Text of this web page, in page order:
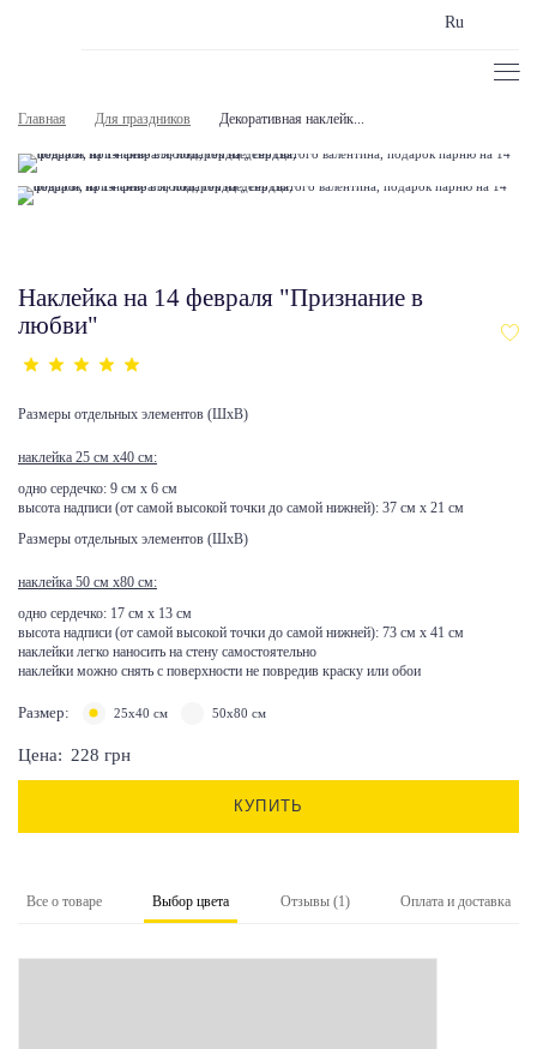
Ru
Главная Для праздников Декоративная наклейк...
Наклейка на 14 февраля "Признание в
любви"
Размеры отдельных элементов (ШхВ)
наклейка 25 см х40 см:
одно сердечко: 9 см х 6 см
высота надписи (от самой высокой точки до самой нижней): 37 см х 21 см
Размеры отдельных элементов (ШхВ)
наклейка 50 см х80 см:
одно сердечко: 17 см х 13 см
высота надписи (от самой высокой точки до самой нижней): 73 см х 41 см
наклейки легко наносить на стену самостоятельно
наклейки можно снять с поверхности не повредив краску или обои
Размер: 25x40 см 50х80 см
Цена: 228 грн
КУПИТЬ
Все о товаре Выбор цвета Отзывы (1) Оплата и доставка